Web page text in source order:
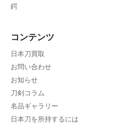
鍔
コンテンツ
日本刀買取
お問い合わせ
お知らせ
刀剣コラム
名品ギャラリー
日本刀を所持するには